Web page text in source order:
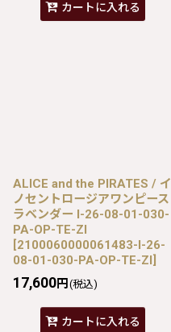
カートに入れる
ALICE and the PIRATES / イ
ノセントロージアワンピース
ラベンダー I-26-08-01-030-
PA-OP-TE-ZI
[2100060000061483-I-26-
08-01-030-PA-OP-TE-ZI]
17,600円 (税込)
カートに入れる